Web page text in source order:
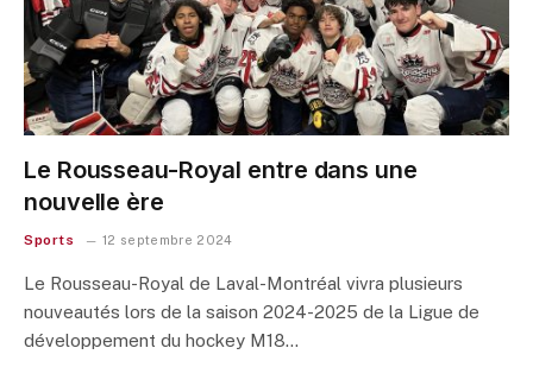
Le Rousseau-Royal entre dans une
nouvelle ère
Sports 12 septembre 2024
Le Rousseau-Royal de Laval-Montréal vivra plusieurs
nouveautés lors de la saison 2024-2025 de la Ligue de
développement du hockey M18…